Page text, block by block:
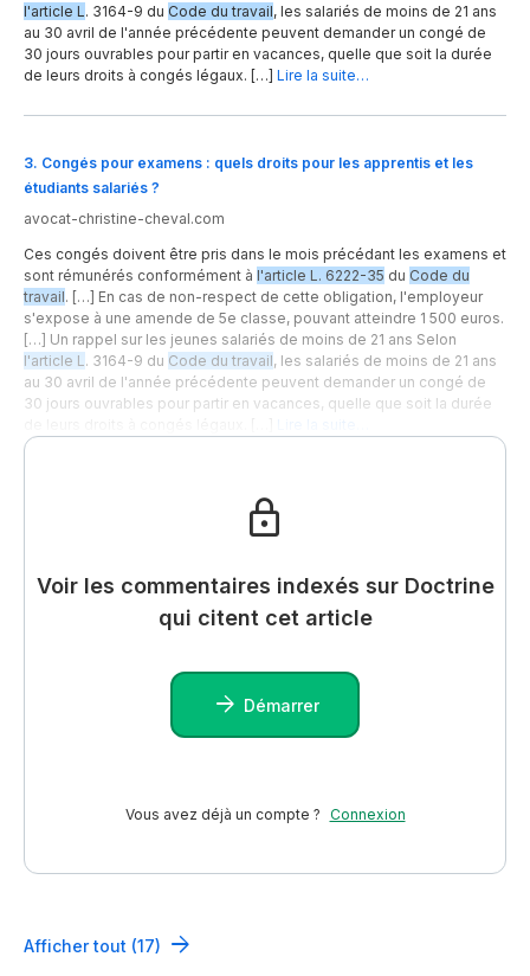
l'article L . 3164-9 du Code du travail, les salariés de moins de 21 ans
au 30 avril de l'année précédente peuvent demander un congé de
30 jours ouvrables pour partir en vacances, quelle que soit la durée
de leurs droits à congés légaux. […] Lire la suite…
3. Congés pour examens : quels droits pour les apprentis et les
étudiants salariés ?
avocat-christine-cheval.com
Ces congés doivent être pris dans le mois précédant les examens et
sont rémunérés conformément à l'article L. 6222-35 du Code du
travail. […] En cas de non-respect de cette obligation, l'employeur
s'expose à une amende de 5e classe, pouvant atteindre 1 500 euros.
[…] Un rappel sur les jeunes salariés de moins de 21 ans Selon
l'article L. 3164-9 du Code du travail, les salariés de moins de 21 ans
au 30 avril de l'année précédente peuvent demander un congé de
30 jours ouvrables pour partir en vacances, quelle que soit la durée
Voir les commentaires indexés sur Doctrine
qui citent cet article
Démarrer
Vous avez déjà un compte ? Connexion
Afficher tout (17)